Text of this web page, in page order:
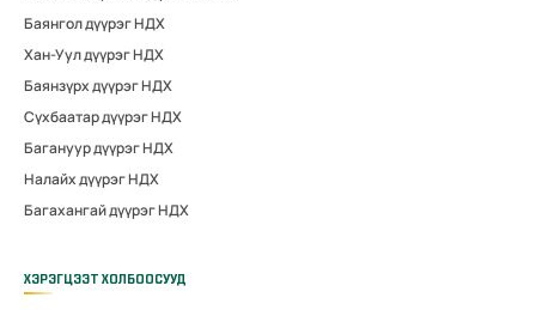
Баянгол дүүрэг НДХ
Хан-Уул дүүрэг НДХ
Баянзүрх дүүрэг НДХ
Сүхбаатар дүүрэг НДХ
Багануур дүүрэг НДХ
Налайх дүүрэг НДХ
Багахангай дүүрэг НДХ
ХЭРЭГЦЭЭТ ХОЛБООСУУД